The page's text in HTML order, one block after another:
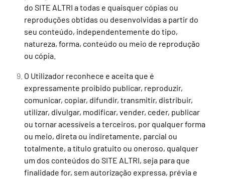
do SITE ALTRI a todas e quaisquer cópias ou
reproduções obtidas ou desenvolvidas a partir do
seu conteúdo, independentemente do tipo,
natureza, forma, conteúdo ou meio de reprodução
ou cópia.
O Utilizador reconhece e aceita que é
expressamente proibido publicar, reproduzir,
comunicar, copiar, difundir, transmitir, distribuir,
utilizar, divulgar, modificar, vender, ceder, publicar
ou tornar acessíveis a terceiros, por qualquer forma
ou meio, direta ou indiretamente, parcial ou
totalmente, a título gratuito ou oneroso, qualquer
um dos conteúdos do SITE ALTRI, seja para que
finalidade for, sem autorização expressa, prévia e